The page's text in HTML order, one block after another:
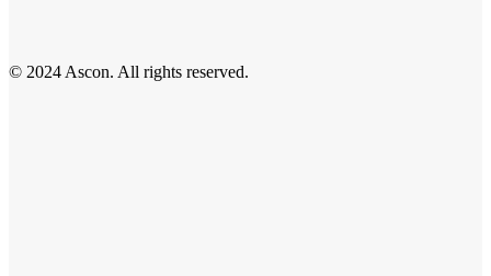
© 2024 Ascon. All rights reserved.